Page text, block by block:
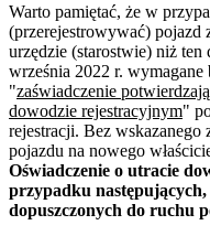
Warto pamiętać, że w
(przerejestrowywać)
urzędzie (starostwie) niż
września 2022 r.
"zaświadczenie
dowodzie rejestracyjnym"
rejestracji. Bez wskazanego
pojazdu na nowego
Oświadczenie o utracie
przypadku
dopuszczonych do ruchu